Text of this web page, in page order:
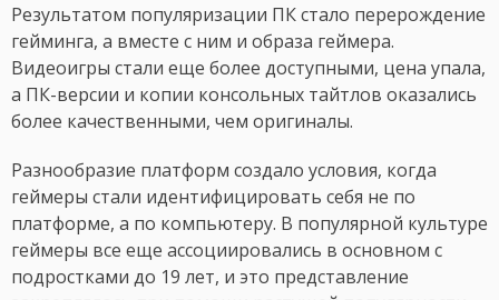
Результатом популяризации ПК стало перерождение
гейминга, а вместе с ним и образа геймера.
Видеоигры стали еще более доступными, цена упала,
а ПК-версии и копии консольных тайтлов оказались
более качественными, чем оригиналы.
Разнообразие платформ создало условия, когда
геймеры стали идентифицировать себя не по
платформе, а по компьютеру. В популярной культуре
геймеры все еще ассоциировались в основном с
подростками до 19 лет, и это представление